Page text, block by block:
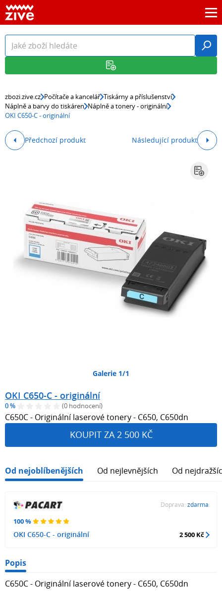
zbozi.zive.cz Počítače a kancelář Tiskárny a příslušenství
Náplně a barvy do tiskáren Náplně a tonery - originální
OKI C650-C - originální
Předchozí produkt Následující produkt
Galerie 1/1
OKI C650-C - originální
0 % (0 hodnocení)
C650C - Originální laserové tonery - C650, C650dn
KOUPIT ZA 2 500 KČ
Od nejoblíbenějších Od nejlevnějších Od
100 %
OKI C650-C - originální
Doprava: zdarma
2 500 Kč
Popis
C650C - Originální laserové tonery - C650, C650dn